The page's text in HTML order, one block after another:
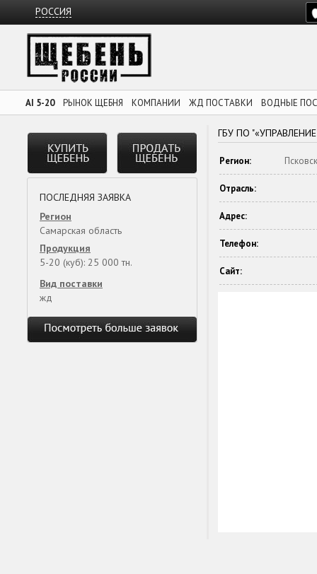
РОССИЯ
AI 5-20 РЫНОК ЩЕБНЯ КОМПАНИИ ЖД ПОСТАВКИ ВОДНЫЕ
ПОСЛЕДНЯЯ ЗАЯВКА
Регион
Самарская область
Продукция
5-20 (куб): 25 000 тн.
Вид поставки
жд
ГБУ ПО
Регион:
Отрасль:
Адрес:
Телефон:
Сайт: